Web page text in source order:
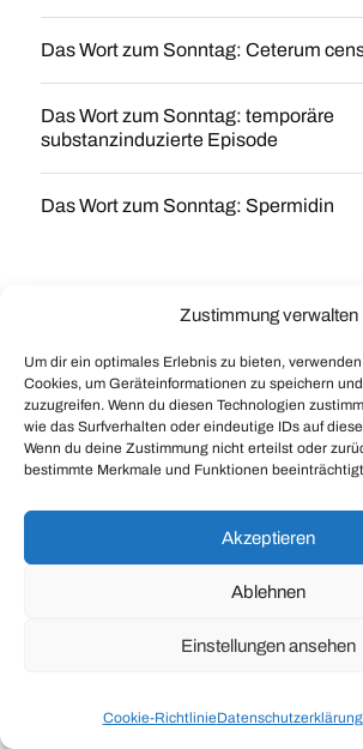
Zustimmung verwalten
Um dir ein optimales Erlebnis zu bieten,
Cookies, um Geräteinformationen zu speichern
zuzugreifen. Wenn du diesen Technologien
wie das Surfverhalten oder eindeutige IDs auf
Wenn du deine Zustimmung nicht erteilst oder
bestimmte Merkmale und Funktionen
Akzeptieren
Ablehnen
Einstellungen ansehen
Cookie-RichtlinieDatenschutzerklärung
Das Wort zum Sonntag: Ceterum
Das Wort zum Sonntag: temporäre
substanzinduzierte Episode
Das Wort zum Sonntag: Spermidin
Theme byAnders Norén